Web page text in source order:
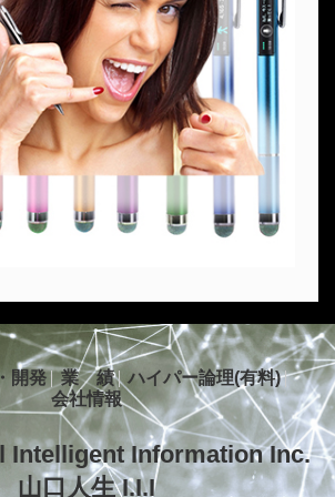
開発 業 績
ハイパー論理(有料)
会社情報
Intelligent Information Inc.
山口人生 I.I.I